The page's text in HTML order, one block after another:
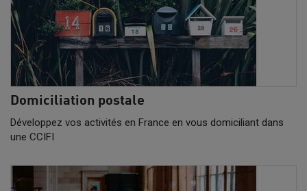
Domiciliation postale
Développez vos activités en France en vous domiciliant dans
une CCIFI